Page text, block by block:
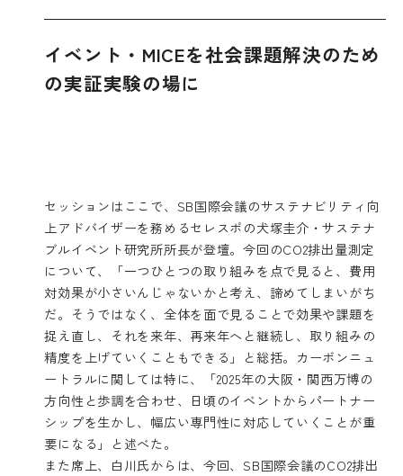
イベント・MICEを社会課題解決のため
の実証実験の場に
セッションはここで、SB国際会議のサステナビリティ向
上アドバイザーを務めるセレスポの犬塚圭介・サステナ
ブルイベント研究所所長が登壇。今回のCO2排出量測定
について、「一つひとつの取り組みを点で見ると、費用
対効果が小さいんじゃないかと考え、諦めてしまいがち
だ。そうではなく、全体を面で見ることで効果や課題を
捉え直し、それを来年、再来年へと継続し、取り組みの
精度を上げていくこともできる」と総括。カーボンニュ
ートラルに関しては特に、「2025年の大阪・関西万博の
方向性と歩調を合わせ、日頃のイベントからパートナー
シップを生かし、幅広い専門性に対応していくことが重
要になる」と述べた。
また席上、白川氏からは、今回、SB国際会議のCO2排出